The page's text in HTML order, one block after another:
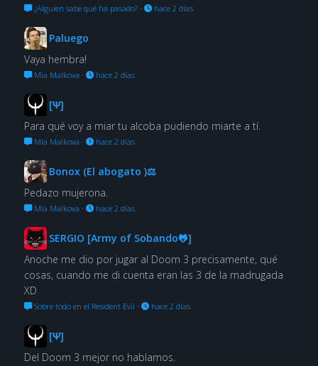
¿Alguien sabe qué ha pasado?· hace 2 días
Paluego
Vaya hembra!
Mia Malkova · hace 2 días
[Ψ]
Para qué voy a miar tu alcoba pudiendo miarte a tí.
Mia Malkova · hace 2 días
Bonox (El abogato )⚖
Pedazo mujerona.
Mia Malkova · hace 2 días
SERGIO [Army of Sobando🐸]
Anoche me dio por jugar al Doom 3 precisamente, qué
cosas, cuando me di cuenta eran las 3 de la madrugada
XD
Sobre todo en el Resident Evil · hace 2 días
[Ψ]
Del Doom 3 mejor no hablamos.